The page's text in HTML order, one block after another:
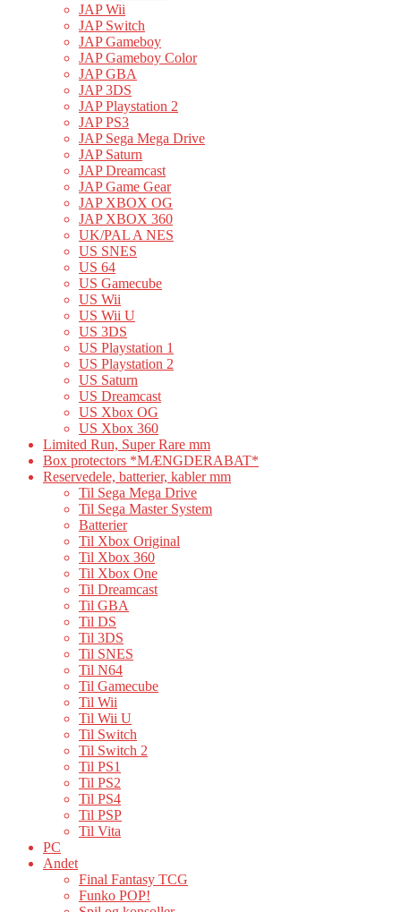
JAP Wii
JAP Switch
JAP Gameboy
JAP Gameboy Color
JAP GBA
JAP 3DS
JAP Playstation 2
JAP PS3
JAP Sega Mega Drive
JAP Saturn
JAP Dreamcast
JAP Game Gear
JAP XBOX OG
JAP XBOX 360
UK/PAL A NES
US SNES
US 64
US Gamecube
US Wii
US Wii U
US 3DS
US Playstation 1
US Playstation 2
US Saturn
US Dreamcast
US Xbox OG
US Xbox 360
Limited Run, Super Rare mm
Box protectors *MÆNGDERABAT*
Reservedele, batterier, kabler mm
Til Sega Mega Drive
Til Sega Master System
Batterier
Til Xbox Original
Til Xbox 360
Til Xbox One
Til Dreamcast
Til GBA
Til DS
Til 3DS
Til SNES
Til N64
Til Gamecube
Til Wii
Til Wii U
Til Switch
Til Switch 2
Til PS1
Til PS2
Til PS4
Til PSP
Til Vita
PC
Andet
Final Fantasy TCG
Funko POP!